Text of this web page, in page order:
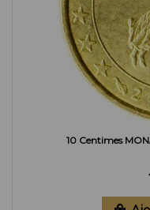
10 Centimes